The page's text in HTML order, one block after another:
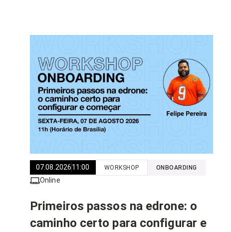
07.08.202611:00 WORKSHOP ONBOARDING
Online
Primeiros passos na edrone: o
caminho certo para configurar e